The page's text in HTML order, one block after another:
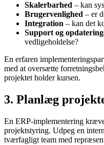
Skalerbarhed – kan
Brugervenlighed – er
Integration – kan det
Support og
vedligeholdelse?
En erfaren
med at oversætte
projektet holder kursen.
3. Planlæg
En ERP-implementering
projektstyring. Udpeg en
tværfagligt team med